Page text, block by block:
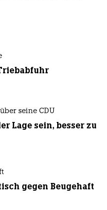
seine CDU
Lage sein, besser zu
gegen Beugehaft